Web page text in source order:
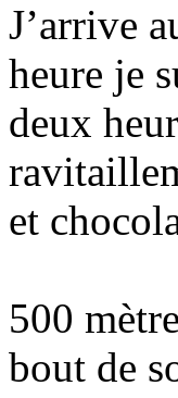
J’arrive
heure je
deux
et
500
bout de